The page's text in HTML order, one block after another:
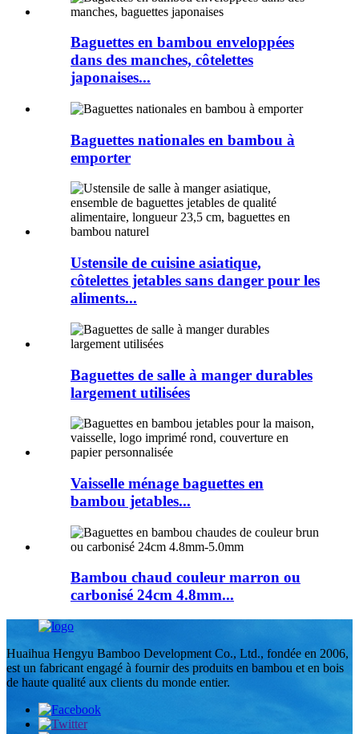
Baguettes en bambou enveloppées
dans des manches, côtelettes
japonaises...
Baguettes nationales en bambou à
emporter
Ustensile de cuisine asiatique,
côtelettes jetables sans danger pour les
aliments...
Baguettes de salle à manger durables
largement utilisées
Vaisselle ménage baguettes en
bambou jetables...
Bambou chaud couleur marron ou
carbonisé 24cm 4.8mm...
Huaihua Hengyu Bamboo Development Co., Ltd., fondée en 2006,
est un fabricant engagé à fournir des produits en bambou et en bois
de haute qualité aux clients du monde entier.